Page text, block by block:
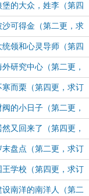
堡的大众，姓李（第四
沙可得金（第二更，求
统领和心灵导师（第四
研究中心（第二更，
寒而栗（第四更，求订
的小日子（第二更，
又回来了（第四更，
末盘点（第二更，求订
王学校（第四更，求订
设南洋的南洋人（第二